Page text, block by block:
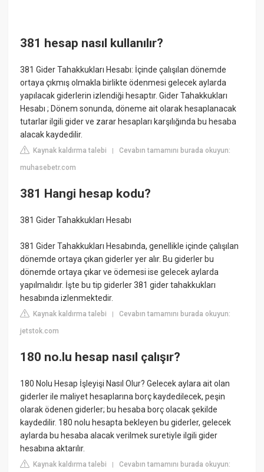
381 hesap nasıl kullanılır?
381 Gider Tahakkukları Hesabı: İçinde çalışılan dönemde
ortaya çıkmış olmakla birlikte ödenmesi gelecek aylarda
yapılacak giderlerin izlendiği hesaptır. Gider Tahakkukları
Hesabı ; Dönem sonunda, döneme ait olarak hesaplanacak
tutarlar ilgili gider ve zarar hesapları karşılığında bu hesaba
alacak kaydedilir.
Kaynak kaldırma talebi |Cevabın tamamını burada okuyun:
muhasebetr.com
381 Hangi hesap kodu?
381 Gider Tahakkukları Hesabı
381 Gider Tahakkukları Hesabında, genellikle içinde çalışılan
dönemde ortaya çıkan giderler yer alır. Bu giderler bu
dönemde ortaya çıkar ve ödemesi ise gelecek aylarda
yapılmalıdır. İşte bu tip giderler 381 gider tahakkukları
hesabında izlenmektedir.
Kaynak kaldırma talebi |Cevabın tamamını burada okuyun:
jetstok.com
180 no.lu hesap nasıl çalışır?
180 Nolu Hesap İşleyişi Nasıl Olur? Gelecek aylara ait olan
giderler ile maliyet hesaplarına borç kaydedilecek, peşin
olarak ödenen giderler; bu hesaba borç olacak şekilde
kaydedilir. 180 nolu hesapta bekleyen bu giderler, gelecek
aylarda bu hesaba alacak verilmek suretiyle ilgili gider
hesabına aktarılır.
Kaynak kaldırma talebi |Cevabın tamamını burada okuyun: